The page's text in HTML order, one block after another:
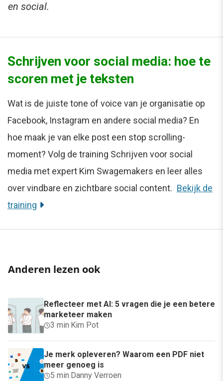
en social.
Schrijven voor social media: hoe te
scoren met je teksten
Wat is de juiste tone of voice van je organisatie op
Facebook, Instagram en andere social media? En
hoe maak je van elke post een stop scrolling-
moment? Volg de training Schrijven voor social
media met expert Kim Swagemakers en leer alles
over vindbare en zichtbare social content. Bekijk de
training
Anderen lezen ook
Reflecteer met AI: 5 vragen die je een betere
marketeer maken
3 min·Kim Pot
Je merk opleveren? Waarom een PDF niet
meer genoeg is
5 min·Danny Verroen